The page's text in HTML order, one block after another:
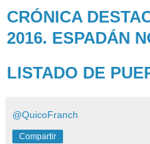
CRÓNICA
2016. ESPADÁN
LISTADO DE
@QuicoFranch
Compartir